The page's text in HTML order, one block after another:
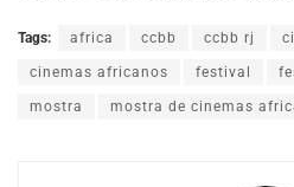
Tags: africa ccbb ccbb rj
cinemas africanos festival
mostra mostra de cinemas